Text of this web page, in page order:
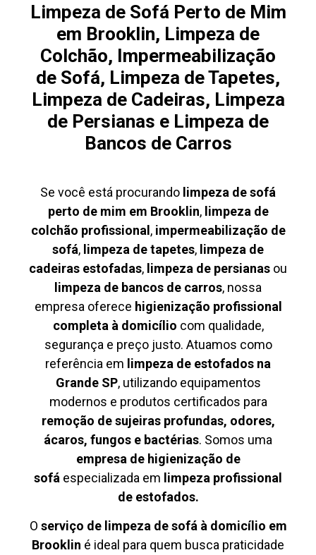
Limpeza de Sofá Perto de Mim
em Brooklin, Limpeza de
Colchão, Impermeabilização
de Sofá, Limpeza de Tapetes,
Limpeza de Cadeiras, Limpeza
de Persianas e Limpeza de
Bancos de Carros
Se você está procurando limpeza de sofá
perto de mim em Brooklin, limpeza de
colchão profissional , impermeabilização de
sofá, limpeza de tapetes, limpeza de
cadeiras estofadas, limpeza de persianas ou
limpeza de bancos de carros, nossa
empresa oferece higienização profissional
completa à domicílio com qualidade,
segurança e preço justo. Atuamos como
referência em limpeza de estofados na
Grande SP, utilizando equipamentos
modernos e produtos certificados para
remoção de sujeiras profundas, odores,
ácaros, fungos e bactérias. Somos uma
empresa de higienização de
sofá especializada em limpeza profissional
de estofados.
O serviço de limpeza de sofá à domicílio em
Brooklin é ideal para quem busca praticidade